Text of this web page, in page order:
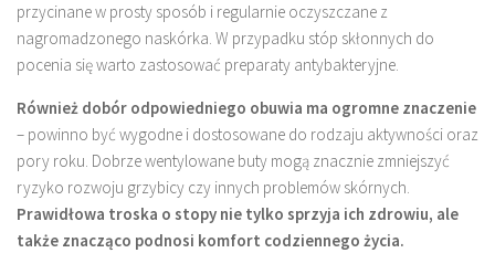
przycinane w prosty sposób i regularnie oczyszczane z
nagromadzonego naskórka. W przypadku stóp skłonnych do
pocenia się warto zastosować preparaty antybakteryjne.
Również dobór odpowiedniego obuwia ma ogromne znaczenie
– powinno być wygodne i dostosowane do rodzaju aktywności oraz
pory roku. Dobrze wentylowane buty mogą znacznie zmniejszyć
ryzyko rozwoju grzybicy czy innych problemów skórnych.
Prawidłowa troska o stopy nie tylko sprzyja ich zdrowiu, ale
także znacząco podnosi komfort codziennego życia.